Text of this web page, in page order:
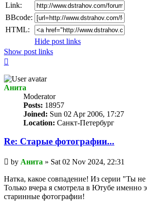
Link:
BBcode:
HTML:
Hide post links
Show post links
Анита
Мoderator
Posts: 18957
Joined: Sun 02 Apr 2006, 17:27
Location: Санкт-Петербург
Re: Старые фотографии...
Unread
post
by Анита » Sat 02 Nov 2024, 22:31
Натка, какое совпадение! Из серии "Ты
Только вчера я смотрела в Ютубе именно
старинные фотографии!